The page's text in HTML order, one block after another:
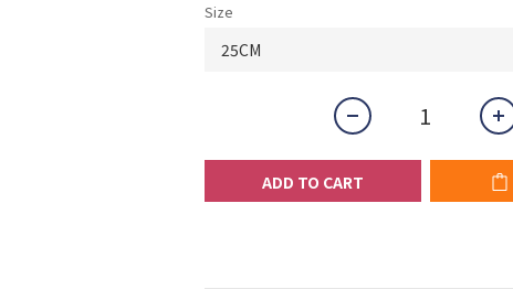
Size
ADD TO CART